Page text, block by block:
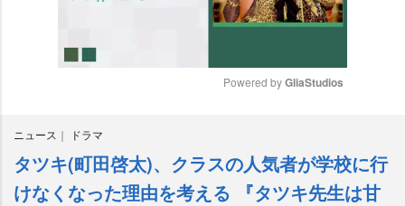
t
e
Powered by GliaStudios
ニュース ドラマ
タツキ(町田啓太)、クラスの人気者が学校に行
けなくなった理由を考える 『タツキ先生は甘